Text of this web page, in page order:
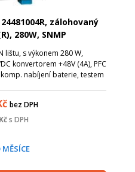
24481004R, zálohovaný
280W, SNMP
lištu, s výkonem 280 W,
konvertorem +48V (4A), PFC
komp. nabíjení baterie, testem
bez DPH
Kč s DPH
MĚSÍCE